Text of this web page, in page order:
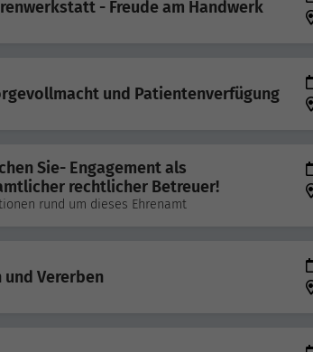
- Freude am Handwerk
und Patientenverfügung
Sie- Engagement als
rechtlicher Betreuer!
rund um dieses Ehrenamt
und Vererben